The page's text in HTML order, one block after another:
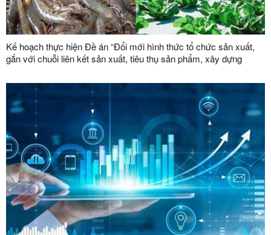
Kế hoạch thực hiện Đề án “Đổi mới hình thức tổ chức sản xuất,
gắn với chuỗi liên kết sản xuất, tiêu thụ sản phẩm, xây dựng
2030”